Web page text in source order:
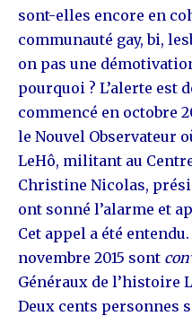
sont-elles encore en
communauté gay, bi,
on pas une
pourquoi ? L’alerte est
commencé en octobre
le Nouvel Observateur
LeHô, militant au
Christine Nicolas,
ont sonné l’alarme et
Cet appel a été
novembre 2015 sont
Généraux de l’histoire
Deux cents personnes